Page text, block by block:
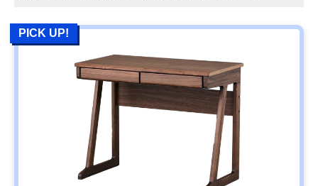
PICK UP!